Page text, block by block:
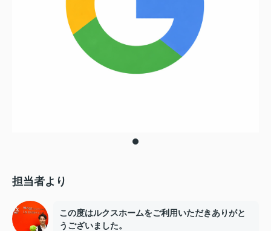
担当者より
この度はルクスホームをご利用いただきありがと
うございました。